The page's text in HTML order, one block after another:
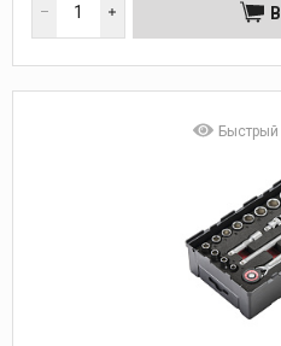
Быстрый